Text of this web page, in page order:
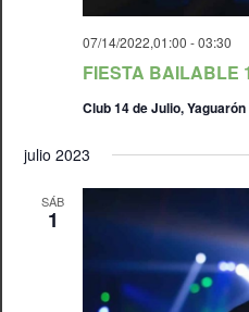
FIESTA BAILABLE
07/14/2022,01:00 -03:30
Club 14 de Julio, Yaguarón
julio 2023
SÁB
1